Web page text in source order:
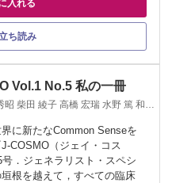
入れる
ち読み
Vol.1 No.5 私の一冊
昭 柴田 綾子 高橋 宏瑞 水野 篤 和足
に新たなCommon Senseを
COSMO（ジェイ・コス
号．ジェネラリスト・スペシ
根を越えて，すべての臨床